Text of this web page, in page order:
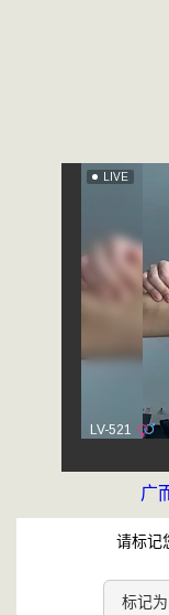
广
请标记
标记